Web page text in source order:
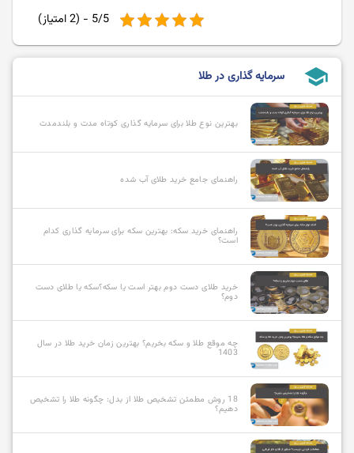
5/5 - (2 امتیاز)
school سرمایه گذاری در طلا
بهترین نوع طلا برای سرمایه گذاری کوتاه مدت و بلندمدت
راهنمای جامع خرید طلای آب شده
راهنمای خرید سکه: بهترین سکه برای سرمایه گذاری کدام
است؟
خرید طلای دست دوم بهتر است یا سکه؟سکه یا طلای دست
دوم؟
چه موقع طلا و سکه بخریم؟ بهترین زمان خرید طلا در سال
1403
18 روش مطمئن تشخیص طلا از بدل: چگونه طلا را تشخیص
دهیم؟